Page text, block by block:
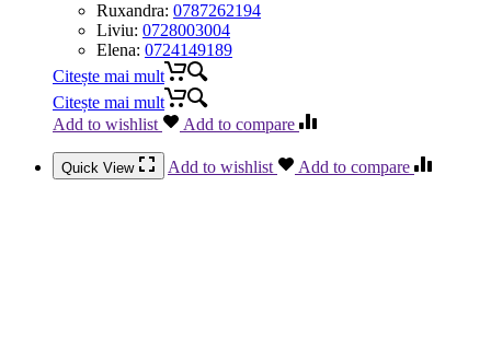
Ruxandra: 0787262194
Liviu: 0728003004
Elena: 0724149189
Citește mai mult
Citește mai mult
Add to wishlist
Add to compare
Quick View Add to wishlist Add to compare